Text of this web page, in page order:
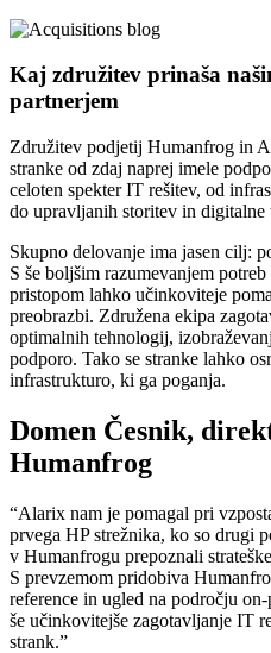
Kaj združitev prinaša
partnerjem
Združitev podjetij Humanfrog in
stranke od zdaj naprej imele
celoten spekter IT rešitev, od
do upravljanih storitev in digitalne
Skupno delovanje ima jasen cilj:
S še boljšim razumevanjem
pristopom lahko učinkoviteje
preobrazbi. Združena ekipa
optimalnih tehnologij,
podporo. Tako se stranke lahko
infrastrukturo, ki ga poganja.
Domen Česnik,
Humanfrog
“Alarix nam je pomagal pri
prvega HP strežnika, ko so drugi
v Humanfrogu prepoznali
S prevzemom pridobiva
reference in ugled na področju
še učinkovitejše zagotavljanje IT
strank.”